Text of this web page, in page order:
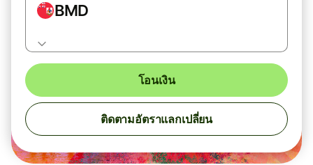
BMD
โอนเงิน
ติดตามอัตราแลกเปลี่ยน